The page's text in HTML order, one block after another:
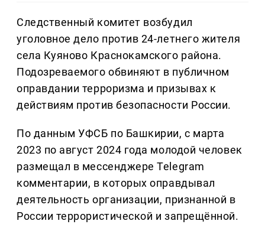
Следственный комитет возбудил
уголовное дело против 24-летнего жителя
села Куяново Краснокамского района.
Подозреваемого обвиняют в публичном
оправдании терроризма и призывах к
действиям против безопасности России.
По данным УФСБ по Башкирии, с марта
2023 по август 2024 года молодой человек
размещал в мессенджере Telegram
комментарии, в которых оправдывал
деятельность организации, признанной в
России террористической и запрещённой.